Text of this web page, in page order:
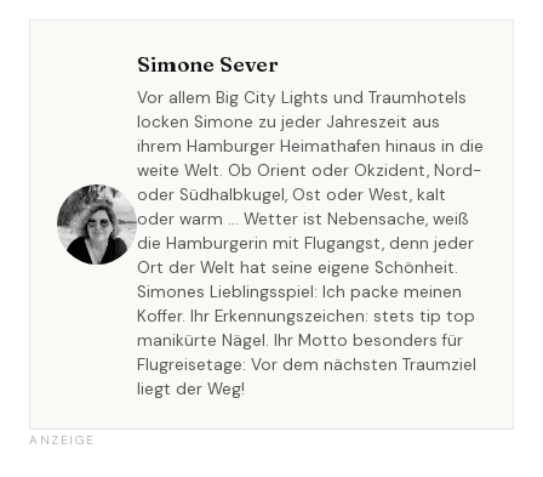
Simone Sever
Vor allem Big City Lights und Traumhotels
locken Simone zu jeder Jahreszeit aus
ihrem Hamburger Heimathafen hinaus in die
weite Welt. Ob Orient oder Okzident, Nord-
oder Südhalbkugel, Ost oder West, kalt
oder warm … Wetter ist Nebensache, weiß
die Hamburgerin mit Flugangst, denn jeder
Ort der Welt hat seine eigene Schönheit.
Simones Lieblingsspiel: Ich packe meinen
Koffer. Ihr Erkennungszeichen: stets tip top
manikürte Nägel. Ihr Motto besonders für
Flugreisetage: Vor dem nächsten Traumziel
liegt der Weg!
ANZEIGE